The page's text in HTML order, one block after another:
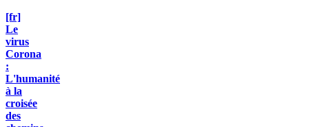
[fr]
Le
virus
Corona
:
L'humanité
à la
croisée
des